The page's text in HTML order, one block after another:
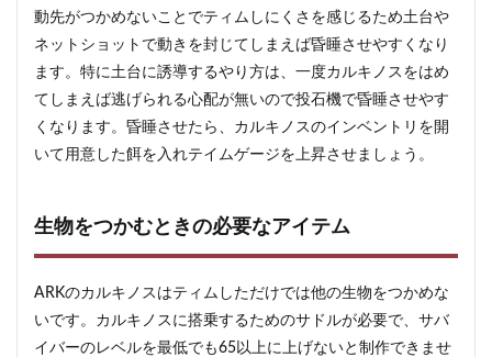
動先がつかめないことでティムしにくさを感じるため土台や
ネットショットで動きを封じてしまえば昏睡させやすくなり
ます。特に土台に誘導するやり方は、一度カルキノスをはめ
てしまえば逃げられる心配が無いので投石機で昏睡させやす
くなります。昏睡させたら、カルキノスのインベントリを開
いて用意した餌を入れテイムゲージを上昇させましょう。
生物をつかむときの必要なアイテム
ARKのカルキノスはティムしただけでは他の生物をつかめな
いです。カルキノスに搭乗するためのサドルが必要で、サバ
イバーのレベルを最低でも65以上に上げないと制作できませ